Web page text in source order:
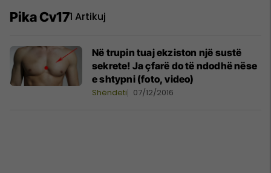
Pika Cv171 Artikuj
Në trupin tuaj ekziston një sustë
sekrete! Ja çfarë do të ndodhë nëse
e shtypni (foto, video)
Shëndeti 07/12/2016